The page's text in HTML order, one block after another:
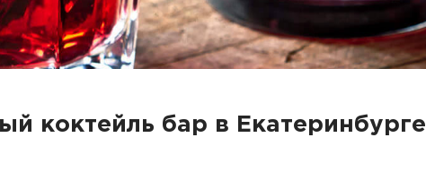
коктейль бар в Екатеринбурге